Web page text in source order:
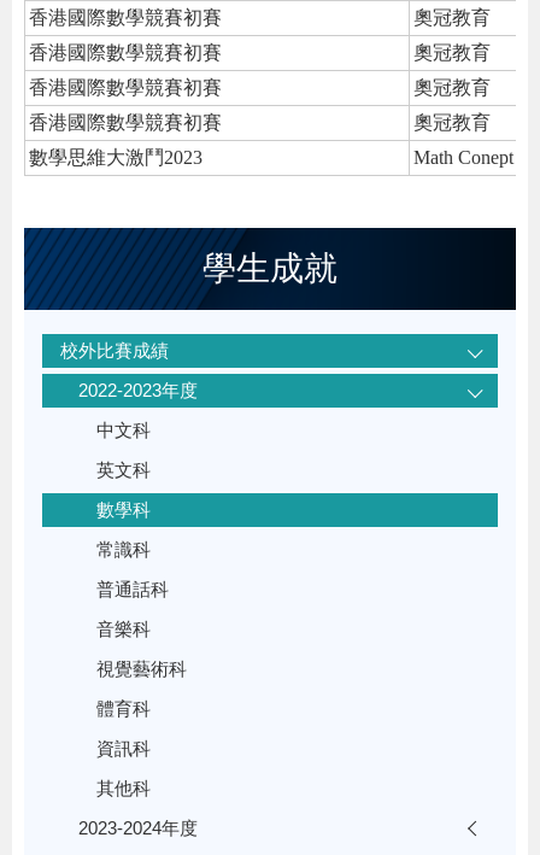
香港國際數學競賽初賽
奧冠教育
香港國際數學競賽初賽
奧冠教育
香港國際數學競賽初賽
奧冠教育
香港國際數學競賽初賽
奧冠教育
數學思維大激鬥2023
Math Conept
學生成就
校外比賽成績
2022-2023年度
中文科
英文科
數學科
常識科
普通話科
音樂科
視覺藝術科
體育科
資訊科
其他科
2023-2024年度